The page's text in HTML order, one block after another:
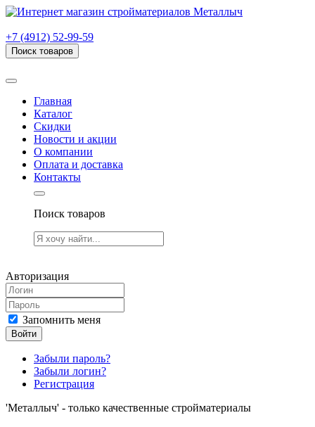
+7 (4912) 52-99-59
Поиск товаров
Главная
Каталог
Скидки
Новости и акции
О компании
Оплата и доставка
Контакты
Поиск товаров
Авторизация
Запомнить меня
Войти
Забыли пароль?
Забыли логин?
Регистрация
'Металлыч' - только качественные стройматериалы